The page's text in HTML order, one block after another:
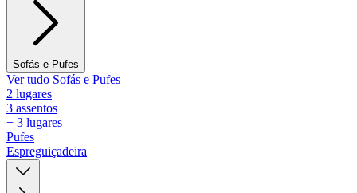
Sofás e Pufes
Ver tudo Sofás e Pufes
2 lugares
3 assentos
+ 3 lugares
Pufes
Espreguiçadeira